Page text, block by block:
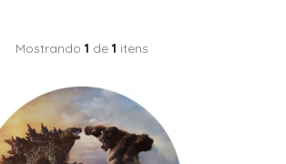
Mostrando 1 de 1 itens